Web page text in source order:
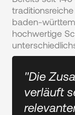
baden-
hochwertige
"Die
verläuft